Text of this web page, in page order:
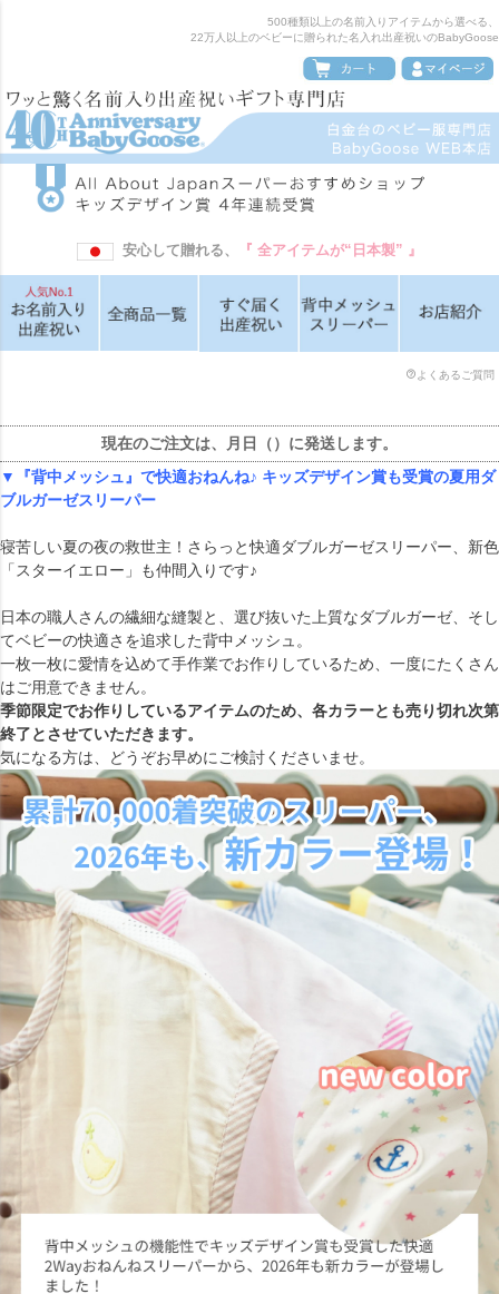
500種類以上の名前入りアイテムから選べる、
22万人以上のベビーに贈られた名入れ出産祝いのBabyGoose
安心して贈れる、 『 全アイテムが“日本製” 』
よくあるご質問
現在のご注文は、 月 日（）に発送します。
▼『背中メッシュ』で快適おねんね♪ キッズデザイン賞も受賞の夏用ダ
ブルガーゼスリーパー
寝苦しい夏の夜の救世主！さらっと快適ダブルガーゼスリーパー、新色
「スターイエロー」も仲間入りです♪
日本の職人さんの繊細な縫製と、選び抜いた上質なダブルガーゼ、そし
てベビーの快適さを追求した背中メッシュ。
一枚一枚に愛情を込めて手作業でお作りしているため、一度にたくさん
はご用意できません。
季節限定でお作りしているアイテムのため、各カラーとも売り切れ次第
終了とさせていただきます。
気になる方は、どうぞお早めにご検討くださいませ。
ジト
ップ
へ